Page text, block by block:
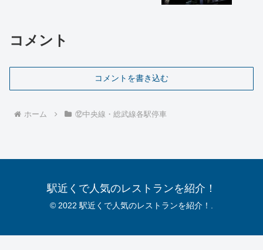
コメント
コメントを書き込む
ホーム ⑫中央線・総武線各駅停車
駅近くで人気のレストランを紹介！
© 2022 駅近くで人気のレストランを紹介！.